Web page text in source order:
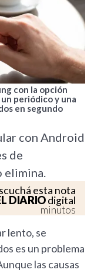
con la opción
periódico y una
en segundo
con Android
de
elimina.
esta nota
DIARIOdigital
minutos
lento, se
es un problema
las causas